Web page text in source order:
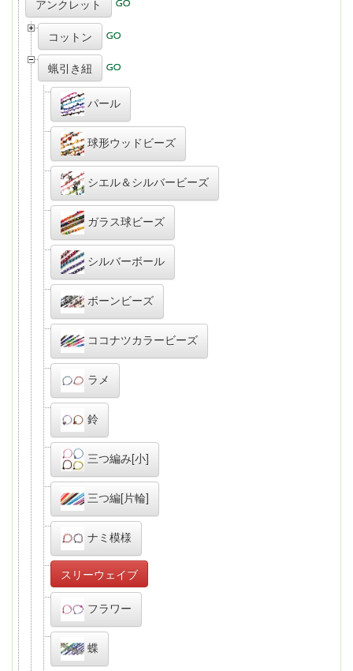
アンクレット
コットン
蝋引き紐
パール
球形ウッドビーズ
シエル＆シルバービーズ
ガラス球ビーズ
シルバーボール
ボーンビーズ
ココナツカラービーズ
ラメ
鈴
三つ編み[小]
三つ編[片輪]
ナミ模様
スリーウェイブ
フラワー
蝶